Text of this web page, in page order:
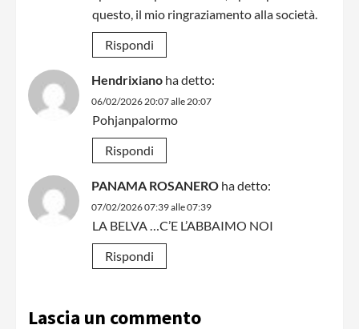
questo, il mio ringraziamento alla società.
Rispondi
Hendrixiano ha detto:
06/02/2026 20:07 alle 20:07
Pohjanpalormo
Rispondi
PANAMA ROSANERO ha detto:
07/02/2026 07:39 alle 07:39
LA BELVA …C’E L’ABBAIMO NOI
Rispondi
Lascia un commento